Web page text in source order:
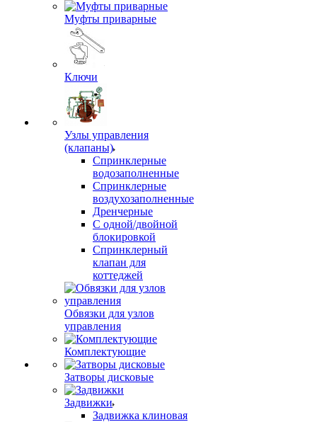
Муфты приварные
Ключи
Узлы управления
(клапаны)
Спринклерные
водозаполненные
Спринклерные
воздухозаполненные
Дренчерные
С одной/двойной
блокировкой
Спринклерный
клапан для
коттеджей
Обвязки для узлов
управления
Комплектующие
Затворы дисковые
Задвижки
Задвижка клиновая